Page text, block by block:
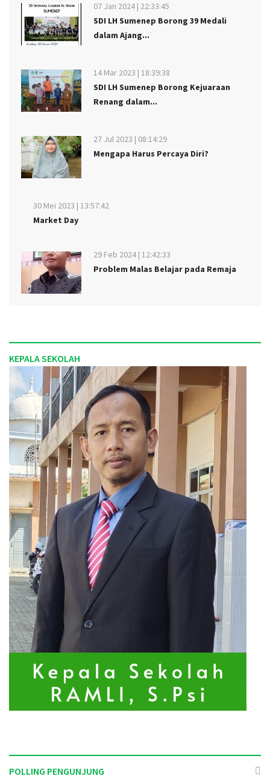
07 Jan 2024 | 22:33:45
SDI LH Sumenep Borong 39 Medali
dalam Ajang...
14 Mar 2023 | 18:39:38
SDI LH Sumenep Borong Kejuaraan
Renang dalam...
27 Jul 2023 | 08:14:29
Mengapa Harus Percaya Diri?
30 Mei 2023 | 13:57:42
Market Day
29 Feb 2024 | 12:42:33
Problem Malas Belajar pada Remaja
KEPALA SEKOLAH
POLLING PENGUNJUNG